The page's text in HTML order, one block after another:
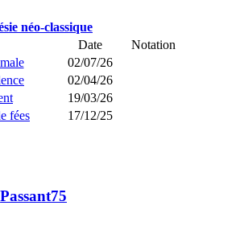
néo-classique
Date
Notation
02/07/26
02/04/26
19/03/26
fées
17/12/25
Passant75